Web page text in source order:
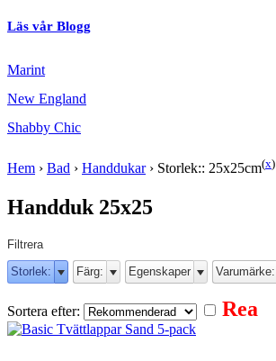
Läs vår Blogg
Marint
New England
Shabby Chic
Hem › Bad › Handdukar› Storlek:: 25x25cm(x)
Handduk 25x25
Filtrera
Storlek:
Färg: Egenskaper Varumärke:
Sortera efter: Rea